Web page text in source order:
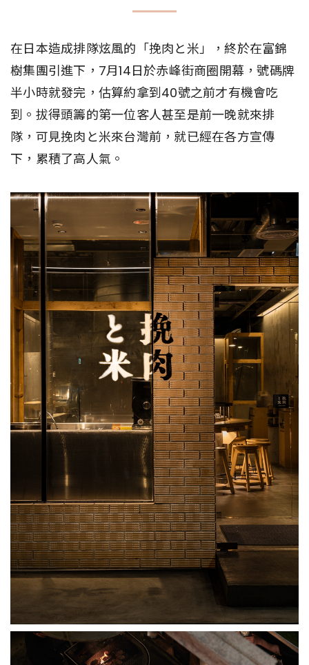
在日本造成排隊炫風的「挽肉と米」，終於在富錦
樹集團引進下，7月14日於赤峰街商圈開幕，號碼牌
半小時就發完，估算約拿到40號之前才有機會吃
到。拔得頭籌的第一位客人甚至是前一晚就來排
隊，可見挽肉と米來台灣前，就已經在各方宣傳
下，累積了高人氣。